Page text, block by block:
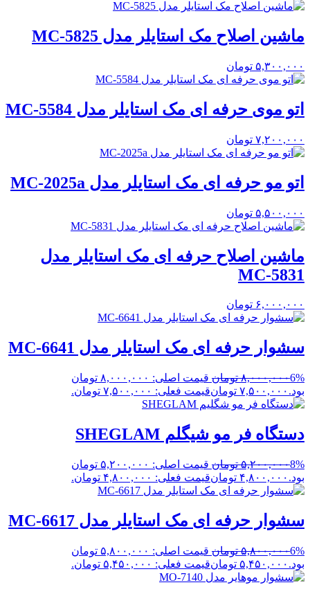
ماشین اصلاح مک استایلر مدل MC-5825
۵,۳۰۰,۰۰۰ تومان
اتو موی حرفه ای مک استایلر مدل MC-5584
۷,۲۰۰,۰۰۰ تومان
اتو مو حرفه ای مک استایلر مدل MC-2025a
۵,۵۰۰,۰۰۰ تومان
ماشین اصلاح حرفه ای مک استایلر مدل
MC-5831
۶,۰۰۰,۰۰۰ تومان
سشوار حرفه ای مک استایلر مدل MC-6641
6%۸,۰۰۰,۰۰۰ تومان
قیمت اصلی: ۸,۰۰۰,۰۰۰ تومان
بود. ۷,۵۰۰,۰۰۰ تومانقیمت فعلی: ۷,۵۰۰,۰۰۰ تومان.
دستگاه فر مو شیگلم SHEGLAM
8%۵,۲۰۰,۰۰۰ تومان
قیمت اصلی: ۵,۲۰۰,۰۰۰ تومان
بود. ۴,۸۰۰,۰۰۰ تومانقیمت فعلی: ۴,۸۰۰,۰۰۰ تومان.
سشوار حرفه ای مک استایلر مدل MC-6617
6%۵,۸۰۰,۰۰۰ تومان
قیمت اصلی: ۵,۸۰۰,۰۰۰ تومان
بود. ۵,۴۵۰,۰۰۰ تومانقیمت فعلی: ۵,۴۵۰,۰۰۰ تومان.